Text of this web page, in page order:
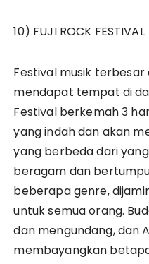
10) FUJI ROCK FESTIVAL
Festival musik
mendapat tempat di
Festival berkemah 3
yang indah dan akan
yang berbeda dari
beragam dan
beberapa genre,
untuk semua orang.
dan mengundang, dan
membayangkan